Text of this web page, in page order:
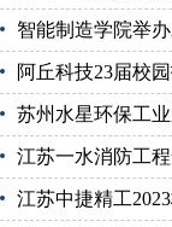
智能制造学院举
阿丘科技23届校
苏州水星环保工
江苏一水消防工
江苏中捷精工